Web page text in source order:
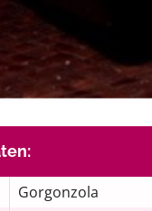
Gorgonzola